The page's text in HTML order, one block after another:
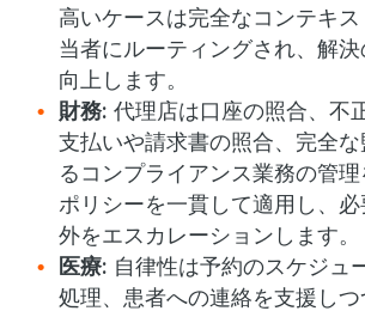
高いケースは完全なコンテキ
当者にルーティングされ、解
向上します。
財務: 代理店は口座の照合、不
支払いや請求書の照合、完全な
るコンプライアンス業務の管理
ポリシーを一貫して適用し、必
外をエスカレーションします。
医療: 自律性は予約のスケジュ
処理、患者への連絡を支援し